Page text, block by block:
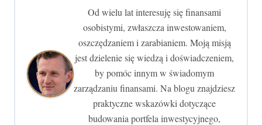
Od wielu lat interesuję się finansami
osobistymi, zwłaszcza inwestowaniem,
oszczędzaniem i zarabianiem. Moją misją
jest dzielenie się wiedzą i doświadczeniem,
by pomóc innym w świadomym
zarządzaniu finansami. Na blogu znajdziesz
praktyczne wskazówki dotyczące
budowania portfela inwestycyjnego,